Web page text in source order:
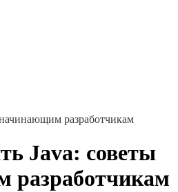
разработчикам
Java: советы
разработчикам